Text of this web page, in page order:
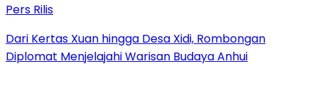
Pers Rilis
Dari Kertas Xuan hingga Desa Xidi, Rombongan
Diplomat Menjelajahi Warisan Budaya Anhui